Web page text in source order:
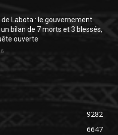
Labota : le gouvernement
bilan de 7 morts et 3 blessés,
ouverte
9282
6647